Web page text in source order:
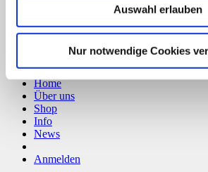
Auswahl erlauben
Nur notwendige Cookies
Copyright 2026 ©CLOUDROCKER
Home
Über uns
Shop
Info
News
Anmelden